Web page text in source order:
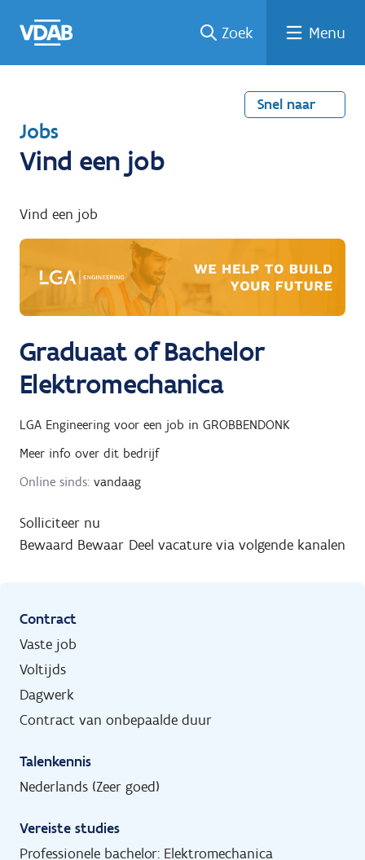
naar
een
een
job
naar
Zoek Menu
Snel naar
T
e
u
g
a
r
Jobs
Vind een job
Vind een job
Graduaat of Bachelor
Elektromechanica
LGA Engineering voor een job in GROBBENDONK
Meer info over dit bedrijf
Online sinds: vandaag
Solliciteer nu
Bewaard Bewaar Deel vacature via volgende kanalen
Contract
Vaste job
Voltijds
Dagwerk
Contract van onbepaalde duur
Talenkennis
Nederlands (Zeer goed)
Vereiste studies
Professionele bachelor: Elektromechanica